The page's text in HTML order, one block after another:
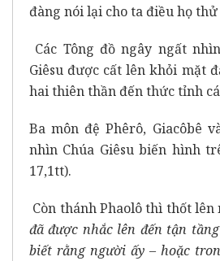
đàng nói lại cho ta điều họ
Các Tông đồ ngây ngất
Giêsu được cất lên khỏi mặt
hai thiên thần đến thức tỉnh
Ba môn đệ Phêrô, Giacôbê
nhìn Chúa Giêsu biến hình
17,1tt).
Còn thánh Phaolô thì thốt lên
đã được nhắc lên đến tận
biết rằng người ấy – hoặc